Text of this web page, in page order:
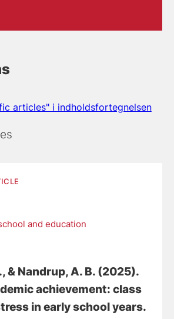
articles" i indholdsfortegnelsen
and education
, & Nandrup, A. B. (2025).
achievement: class
in early school years.